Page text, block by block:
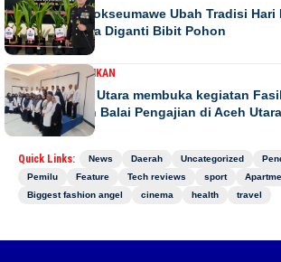
Kapolres Lhokseumawe Ubah Tradisi Hari
Papan Bunga Diganti Bibit Pohon
DAERAHPENDIDIKAN
Bupati Aceh Utara membuka kegiatan
pengawasan Balai Pengajian di Aceh Utara
Quick Links: News Daerah Uncategorized
Pemilu
Feature Tech reviews sport
Biggest fashion angel
cinema health travel